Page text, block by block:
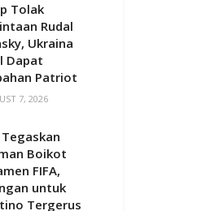
Tolak
Rudal
Ukraina
Dapat
Patriot
7, 2026
Tegaskan
Boikot
FIFA,
untuk
Tergerus